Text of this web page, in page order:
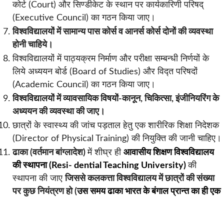
कोर्ट (Court) और सिण्डीकेट के स्थान पर कार्यकारिणी परिषद्
(Executive Council) का गठन किया जाए।
विश्वविद्यालयों में सामान्य पास कोर्स व आनर्स कोर्स दोनों की व्यवस्था
होनी चाहिये।
विश्वविद्यालयों में पाठ्यक्रम निर्माण और परीक्षा सम्बन्धी निर्णयों के
लिये अध्ययन बोर्ड (Board of Studies) और विद्त परिषदों
(Academic Council) का गठन किया जाए।
विश्वविद्यालयों में व्यावसायिक विषयों-कानून, चिकित्सा, इंजीनियरिंग के
अध्ययन की व्यवस्था की जाए।
छात्रों के स्वास्थ्य की जांच पड़ताल हेतु एक शारीरिक शिक्षा निदेशक
(Director of Physical Training) की नियुक्ति की जानी चाहिए।
ढाका (वर्तमान बांग्लादेश)में शीघ्र ही आवासीय शिक्षण विश्वविद्यालय
की स्थापना (Resi- dential Teaching University)की
स्थापना की जाएजिससे कलकत्ता विश्वविद्यालय में छात्रों की संख्या
पर कुछ नियंत्रण हो (उस समय ढाका भारत के बंगाल प्रान्त का ही एक